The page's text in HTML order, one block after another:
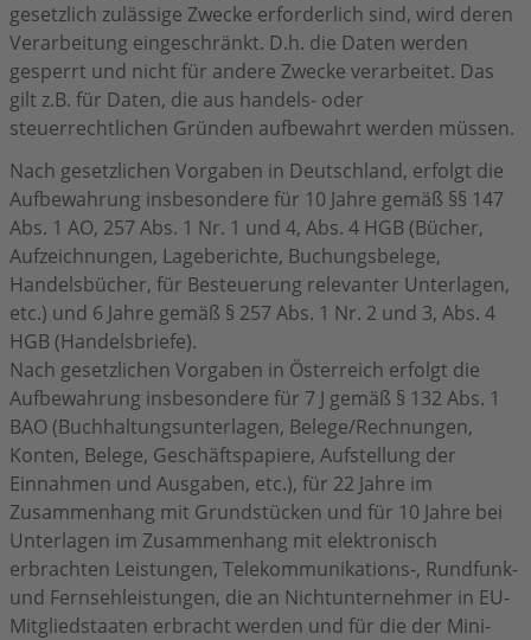
gesetzlich zulässige Zwecke erforderlich sind, wird deren
Verarbeitung eingeschränkt. D.h. die Daten werden
gesperrt und nicht für andere Zwecke verarbeitet. Das
gilt z.B. für Daten, die aus handels- oder
steuerrechtlichen Gründen aufbewahrt werden müssen.
Nach gesetzlichen Vorgaben in Deutschland, erfolgt die
Aufbewahrung insbesondere für 10 Jahre gemäß §§ 147
Abs. 1 AO, 257 Abs. 1 Nr. 1 und 4, Abs. 4 HGB (Bücher,
Aufzeichnungen, Lageberichte, Buchungsbelege,
Handelsbücher, für Besteuerung relevanter Unterlagen,
etc.) und 6 Jahre gemäß § 257 Abs. 1 Nr. 2 und 3, Abs. 4
HGB (Handelsbriefe).
Nach gesetzlichen Vorgaben in Österreich erfolgt die
Aufbewahrung insbesondere für 7 J gemäß § 132 Abs. 1
BAO (Buchhaltungsunterlagen, Belege/Rechnungen,
Konten, Belege, Geschäftspapiere, Aufstellung der
Einnahmen und Ausgaben, etc.), für 22 Jahre im
Zusammenhang mit Grundstücken und für 10 Jahre bei
Unterlagen im Zusammenhang mit elektronisch
erbrachten Leistungen, Telekommunikations-, Rundfunk-
und Fernsehleistungen, die an Nichtunternehmer in EU-
Mitgliedstaaten erbracht werden und für die der Mini-